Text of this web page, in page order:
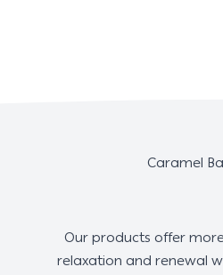
Our products offer
relaxation and renewal